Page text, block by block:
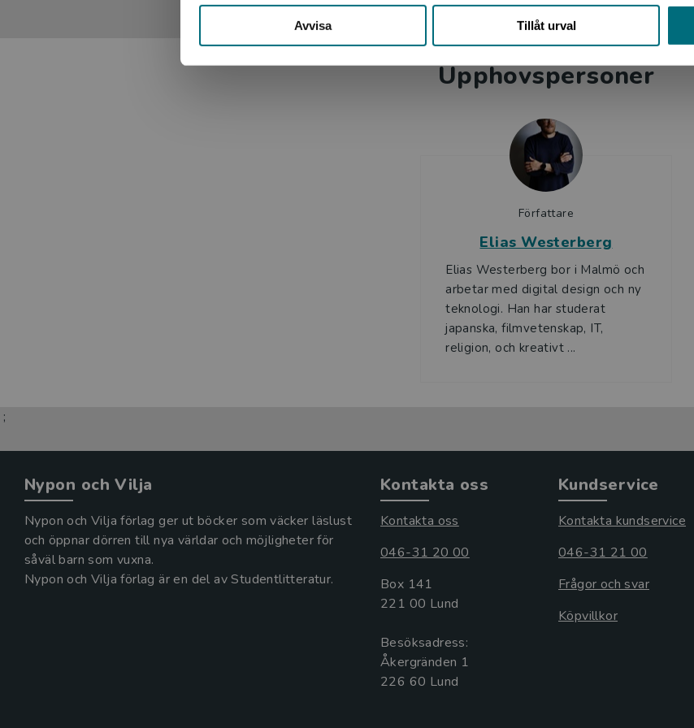
Avvisa Tillåt urval
rubriksatta kapitel som tar upp yokai historiskt sett, fram till våra dagar, samt förekomst och påverkan inom
Upphovspersoner
Författare
Elias Westerberg
Elias Westerberg bor i Malmö och
arbetar med digital design och ny
teknologi. Han har studerat
japanska, filmvetenskap, IT,
religion, och kreativt ...
;
Nypon och Vilja
Nypon och Vilja förlag ger ut böcker som väcker läslust
och öppnar dörren till nya världar och möjligheter för
såväl barn som vuxna.
Nypon och Vilja förlag är en del av Studentlitteratur.
Kontakta oss
Kontakta oss
046-31 20 00
Box 141
221 00 Lund
Besöksadress:
Åkergränden 1
Kundservice
Kontakta kundservice
046-31 21 00
Frågor och svar
Köpvillkor